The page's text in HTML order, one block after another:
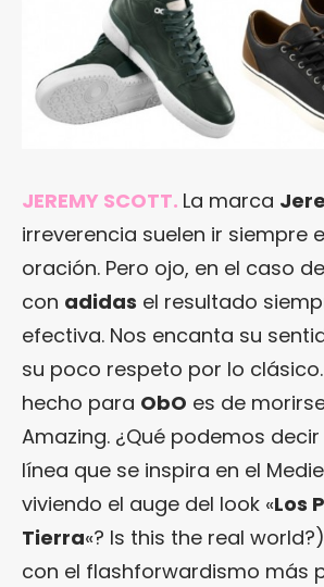
JEREMY SCOTT. La marca
irreverencia suelen ir siempre
oración. Pero ojo, en el caso
con adidas el resultado
efectiva. Nos encanta su
su poco respeto por lo
hecho para ObO es de
Amazing. ¿Qué podemos
línea que se inspira en el
viviendo el auge del look «Los
Tierra«? Is this the real
con el flashforwardismo más